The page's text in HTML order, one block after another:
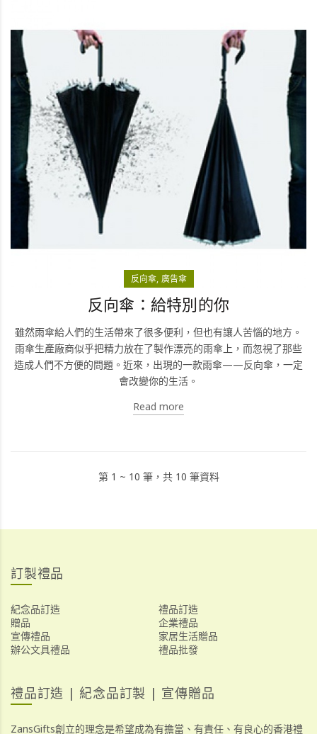
反向傘 廣告傘
反向傘：給特別的你
雖然雨傘給人們的生活帶來了很多便利，但也有讓人苦惱的地方。
雨傘生產廠商似乎把精力放在了製作漂亮的雨傘上，而忽視了那些
造成人們不方便的問題。近來，出現的一款雨傘——反向傘，一定
會改變你的生活。
Read more
第 1 ~ 10 筆，共 10 筆資料
訂製禮品
紀念品訂造
禮品訂造
贈品
企業禮品
宣傳禮品
家居生活贈品
辦公文具禮品
禮品批發
禮品訂造 | 紀念品訂製 | 宣傳贈品
ZansGifts創立的理念是希望成為有擔當、有責任、有良心的香港禮